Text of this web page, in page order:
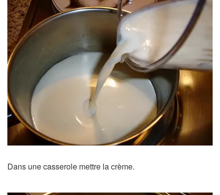
Dans une casserole mettre la crème.